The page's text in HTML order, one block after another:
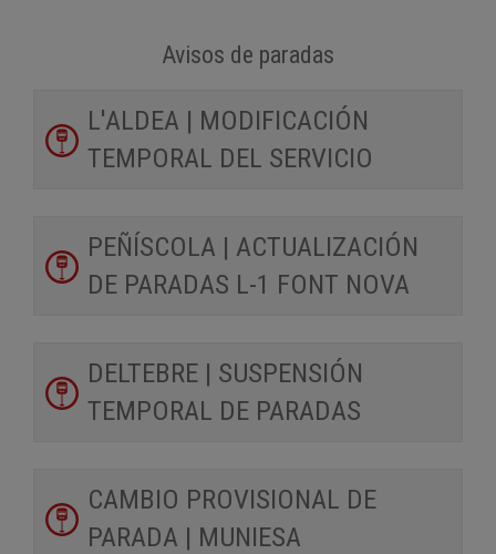
Avisos de paradas
L'ALDEA | MODIFICACIÓN
TEMPORAL DEL SERVICIO
PEÑÍSCOLA | ACTUALIZACIÓN
DE PARADAS L-1 FONT NOVA
DELTEBRE | SUSPENSIÓN
TEMPORAL DE PARADAS
CAMBIO PROVISIONAL DE
PARADA | MUNIESA